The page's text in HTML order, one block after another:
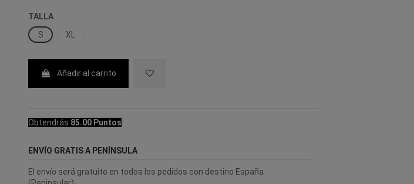
TALLA
S
XL
Añadir al carrito
Obtendrás 85.00 Puntos
ENVÍO GRATIS A PENÍNSULA
El envío será gratuito en todos los pedidos con destino España